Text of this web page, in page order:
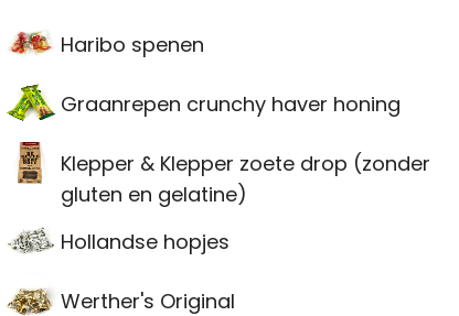
Haribo spenen
Graanrepen crunchy haver honing
Klepper & Klepper zoete drop (zonder
gluten en gelatine)
Hollandse hopjes
Werther's Original